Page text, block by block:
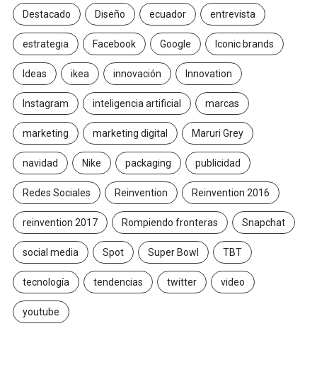
Destacado Diseño ecuador entrevista
estrategia Facebook Google Iconic brands
Ideas ikea innovación Innovation
Instagram inteligencia artificial marcas
marketing marketing digital Maruri Grey
navidad Nike packaging publicidad
Redes Sociales Reinvention Reinvention 2016
reinvention 2017 Rompiendo fronteras Snapchat
social media Spot Super Bowl TBT
tecnología tendencias twitter video
youtube